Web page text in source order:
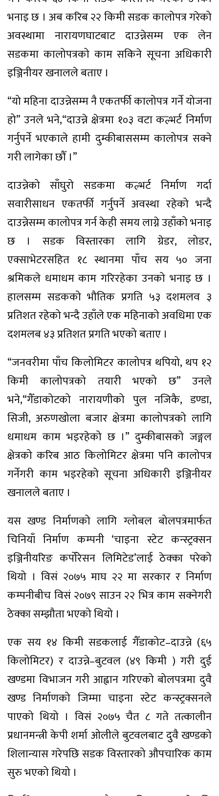
भनाइ छ । अब करिब २२ किमी सडक कालोपत्र गरेको
अवस्थामा नारायणघाटबाट दाउन्नेसम्म एक लेन
सडकमा कालोपत्रको काम सकिने सूचना अधिकारी
इञ्जिनीयर खनालले बताए ।
“यो महिना दाउन्नेसम्म नै एकतर्फी कालोपत्र गर्ने योजना
हो” उनले भने,“दाउन्ने क्षेत्रमा १०३ वटा कल्भर्ट निर्माण
गर्नुपर्ने भएकाले हामी दुम्कीबाससम्म कालोपत्र सक्ने
गरी लागेका छौँ ।”
दाउन्नेको साँघुरो सडकमा कल्भर्ट निर्माण गर्दा
सवारीसाधन एकतर्फी गर्नुपर्ने अवस्था रहेको भन्दै
दाउन्नेसम्म कालोपत्र गर्न केही समय लाग्ने उहाँको भनाइ
छ । सडक विस्तारका लागि ग्रेडर, लोडर,
एक्साभेटरसहित १८ स्थानमा पाँच सय ५० जना
श्रमिकले धमाधम काम गरिरहेका उनको भनाइ छ ।
हालसम्म सडकको भौतिक प्रगति ५३ दशमलव ३
प्रतिशत रहेको भन्दै उहाँले एक महिनाको अवधिमा एक
दशमलब ४३ प्रतिशत प्रगति भएको बताए ।
“जनवरीमा पाँच किलोमिटर कालोपत्र थपियो, थप १२
किमी कालोपत्रको तयारी भएको छ” उनले
भने,“गैँडाकोटको नारायणीको पुल नजिकै, डण्डा,
सिजी, अरुणखोला बजार क्षेत्रमा कालोपत्रको लागि
धमाधम काम भइरहेको छ ।” दुम्कीबासको जङ्गल
क्षेत्रको करिब आठ किलोमिटर क्षेत्रमा पनि कालोपत्र
गर्नेगरी काम भइरहेको सूचना अधिकारी इञ्जिनीयर
खनालले बताए ।
यस खण्ड निर्माणको लागि ग्लोबल बोलपत्रमार्फत
चिनियाँ निर्माण कम्पनी ‘चाइना स्टेट कन्स्ट्रक्सन
इञ्जिनीयरिङ कर्पोरेसन लिमिटेड’लाई ठेक्का परेको
थियो । विसं २०७५ माघ २२ मा सरकार र निर्माण
कम्पनीबीच विसं २०७९ साउन २२ भित्र काम सक्नेगरी
ठेक्का सम्झौता भएको थियो ।
एक सय १४ किमी सडकलाई गैँडाकोट–दाउन्ने (६५
किलोमिटर) र दाउन्ने–बुटवल (४९ किमी ) गरी दुई
खण्डमा विभाजन गरी आह्वान गरिएको बोलपत्रमा दुवै
खण्ड निर्माणको जिम्मा चाइना स्टेट कन्स्ट्रक्सनले
पाएको थियो । विसं २०७५ चैत ८ गते तत्कालीन
प्रधानमन्त्री केपी शर्मा ओलीले बुटवलबाट दुवै खण्डको
शिलान्यास गरेपछि सडक विस्तारको औपचारिक काम
सुरु भएको थियो ।